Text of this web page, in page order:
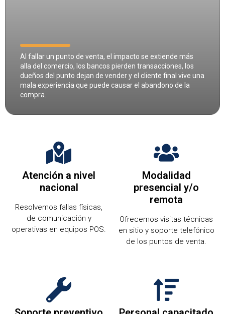
Al fallar un punto de venta, el impacto se extiende más
alla del comercio, los bancos pierden transacciones, los
dueños del punto dejan de vender y el cliente final vive una
mala experiencia que puede causar el abandono de la
compra.
Atención a nivel
nacional
Resolvemos fallas físicas,
de comunicación y
operativas en equipos POS.
Modalidad
presencial y/o
remota
Ofrecemos visitas técnicas
en sitio y soporte telefónico
de los puntos de venta.